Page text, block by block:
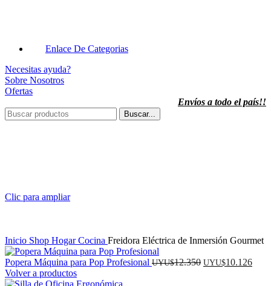
Enlace De Categorias
Necesitas ayuda?
Sobre Nosotros
Ofertas
Envíos a todo el país!!
Buscar...
Clic para ampliar
Inicio Shop HogarCocina Freidora Eléctrica de Inmersión Gourmet
Popera Máquina para Pop Profesional UYU$12.350 El
UYU$10.126El
Volver a productos